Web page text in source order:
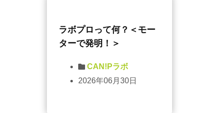
ラボプロって何？＜モー
ターで発明！＞
CAN!Pラボ
2026年06月30日